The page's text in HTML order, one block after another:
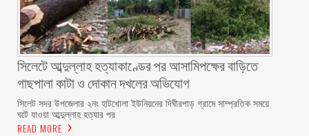
সিলেটে আব্দুল্লাহ হত্যাকাণ্ডের পর আসামিপক্ষের বাড়িতে
গাছপালা কাটা ও দোকান দখলের অভিযোগ
সিলেট সদর উপজেলার ২নং হাটখোলা ইউনিয়নের দিঘীরপাড় গ্রামে সাম্প্রতিক সময়ে
ঘটে যাওয়া আব্দুল্লাহ হত্যার পর
READ MORE